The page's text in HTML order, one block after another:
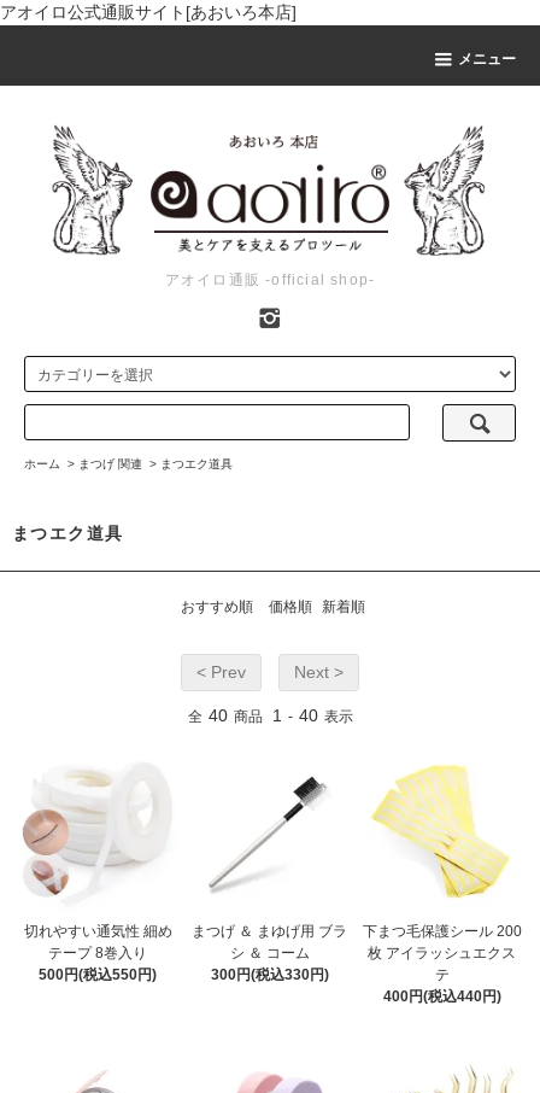
アオイロ公式通販サイト[あおいろ本店]
メニュー
アオイロ通販 -official shop-
ホーム > まつげ 関連 > まつエク道具
まつエク道具
おすすめ順 価格順 新着順
< Prev Next >
全 40 商品 1 - 40 表示
切れやすい通気性 細め
テープ 8巻入り
500円(税込550円)
まつげ ＆ まゆげ用 ブラ
シ ＆ コーム
300円(税込330円)
下まつ毛保護シール 200
枚 アイラッシュエクス
テ
400円(税込440円)